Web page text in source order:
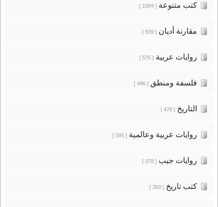
كتب متنوعة[ 1084 ]
مقارنة أديان[ 939 ]
روايات عربية[ 575 ]
فلسفة ومنطق[ 496 ]
التاريخ[ 478 ]
روايات عربية وعالمية[ 395 ]
روايات جيب[ 378 ]
كتب تاريخ[ 359 ]